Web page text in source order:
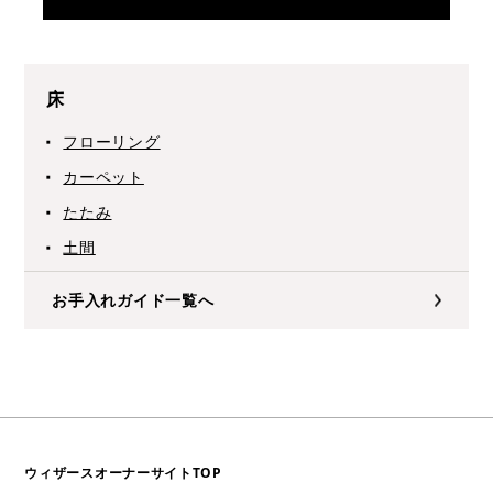
床
フローリング
カーペット
たたみ
土間
お手入れガイド一覧へ
ウィザースオーナーサイトTOP